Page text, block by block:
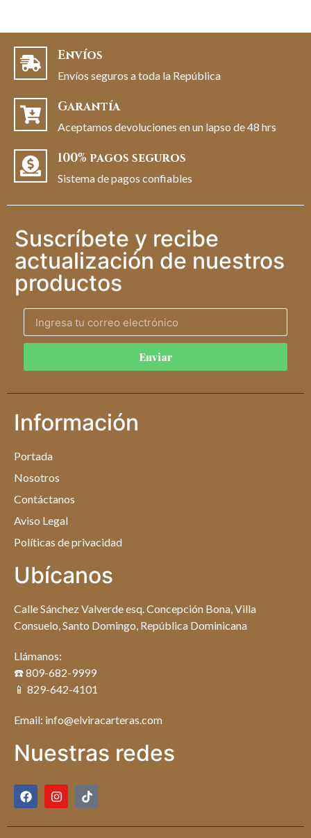
Envíos
Envíos seguros a toda la República
Garantía
Aceptamos devoluciones en un lapso de 48 hrs
100% pagos seguros
Sistema de pagos confiables
Suscríbete y recibe
actualización de nuestros
productos
Enviar
Información
Portada
Nosotros
Contáctanos
Aviso Legal
Políticas de privacidad
Ubícanos
Calle Sánchez Valverde esq. Concepción Bona, Villa
Consuelo, Santo Domingo, República Dominicana
Llámanos:
☎️ 809-682-9999
📱 829-642-4101
Email: info@elviracarteras.com
Nuestras redes